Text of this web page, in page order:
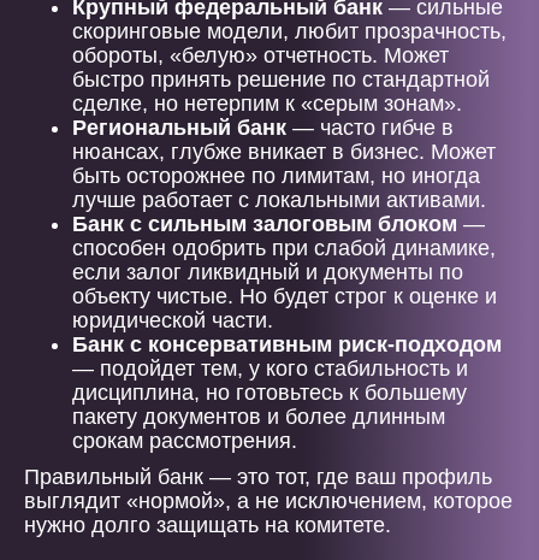
Крупный федеральный банк — сильные
скоринговые модели, любит прозрачность,
обороты, «белую» отчетность. Может
быстро принять решение по стандартной
сделке, но нетерпим к «серым зонам».
Региональный банк — часто гибче в
нюансах, глубже вникает в бизнес. Может
быть осторожнее по лимитам, но иногда
лучше работает с локальными активами.
Банк с сильным залоговым блоком —
способен одобрить при слабой динамике,
если залог ликвидный и документы по
объекту чистые. Но будет строг к оценке и
юридической части.
Банк с консервативным риск-подходом
— подойдет тем, у кого стабильность и
дисциплина, но готовьтесь к большему
пакету документов и более длинным
срокам рассмотрения.
Правильный банк — это тот, где ваш профиль
выглядит «нормой», а не исключением, которое
нужно долго защищать на комитете.